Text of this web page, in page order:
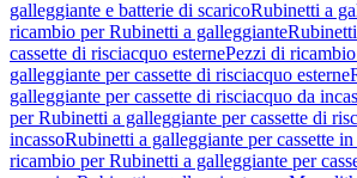
galleggiante e batterie di scaricoRubinetti a
ricambio per Rubinetti a galleggiante
cassette di risciacquo esternePezzi di
galleggiante per cassette di risciacquo esterne
galleggiante per cassette di risciacquo da
per Rubinetti a galleggiante per cassette di
incassoRubinetti a galleggiante per cassette in
ricambio per Rubinetti a galleggiante per